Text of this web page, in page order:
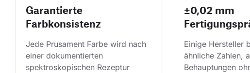
Garantierte
Farbkonsistenz
Jede Prusament Farbe wird nach
einer dokumentierten
spektroskopischen Rezeptur
±0,02 mm
Einige Hersteller
ähnliche Zahlen,
Behauptungen